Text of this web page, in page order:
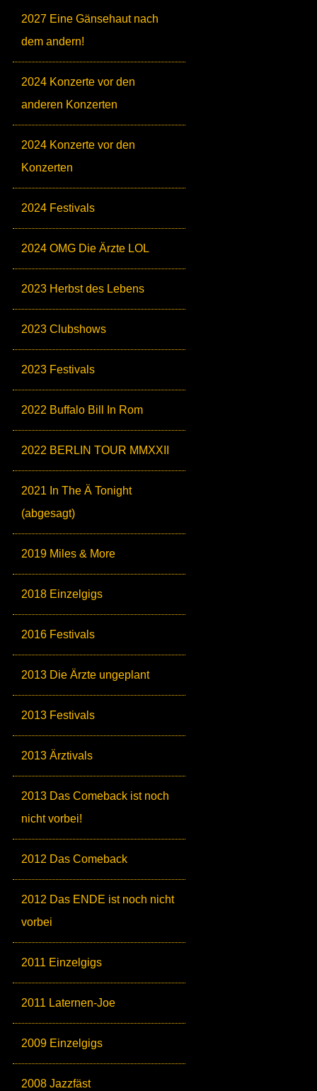
2027 Eine Gänsehaut nach
dem andern!
2024 Konzerte vor den
anderen Konzerten
2024 Konzerte vor den
Konzerten
2024 Festivals
2024 OMG Die Ärzte LOL
2023 Herbst des Lebens
2023 Clubshows
2023 Festivals
2022 Buffalo Bill In Rom
2022 BERLIN TOUR MMXXII
2021 In The Ä Tonight
(abgesagt)
2019 Miles & More
2018 Einzelgigs
2016 Festivals
2013 Die Ärzte ungeplant
2013 Festivals
2013 Ärztivals
2013 Das Comeback ist noch
nicht vorbei!
2012 Das Comeback
2012 Das ENDE ist noch nicht
vorbei
2011 Einzelgigs
2011 Laternen-Joe
2009 Einzelgigs
2008 Jazzfäst